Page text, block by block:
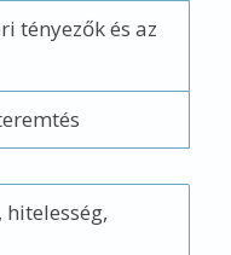
tényezők és az
hitelesség,